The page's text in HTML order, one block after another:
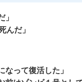
」
んだ」
なって復活した」